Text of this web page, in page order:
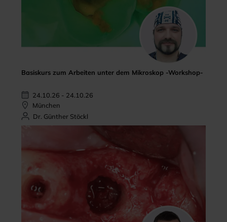
Basiskurs zum Arbeiten unter dem Mikroskop -Workshop-
24.10.26 - 24.10.26
München
Dr. Günther Stöckl